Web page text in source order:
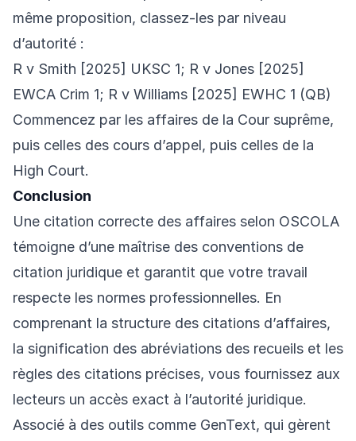
même proposition, classez-les par niveau
d’autorité :
R v Smith [2025] UKSC 1; R v Jones [2025]
EWCA Crim 1; R v Williams [2025] EWHC 1 (QB)
Commencez par les affaires de la Cour suprême,
puis celles des cours d’appel, puis celles de la
High Court.
Conclusion
Une citation correcte des affaires selon OSCOLA
témoigne d’une maîtrise des conventions de
citation juridique et garantit que votre travail
respecte les normes professionnelles. En
comprenant la structure des citations d’affaires,
la signification des abréviations des recueils et les
règles des citations précises, vous fournissez aux
lecteurs un accès exact à l’autorité juridique.
Associé à des outils comme GenText, qui gèrent